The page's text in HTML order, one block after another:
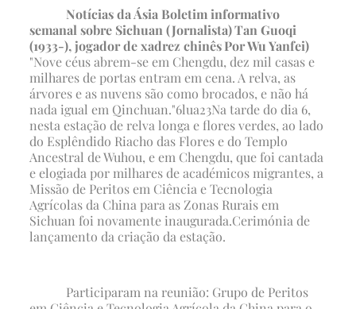
Notícias da Ásia Boletim informativo
semanal sobre Sichuan (Jornalista)Tan Guoqi
(1933-), jogador de xadrez chinêsPor Wu Yanfei)
"Nove céus abrem-se em Chengdu, dez mil casas e
milhares de portas entram em cena. A relva, as
árvores e as nuvens são como brocados, e não há
nada igual em Qinchuan."6lua23Na tarde do dia 6,
nesta estação de relva longa e flores verdes, ao lado
do Esplêndido Riacho das Flores e do Templo
Ancestral de Wuhou, e em Chengdu, que foi cantada
e elogiada por milhares de académicos migrantes, a
Missão de Peritos em Ciência e Tecnologia
Agrícolas da China para as Zonas Rurais em
Sichuan foi novamente inaugurada.Cerimónia de
lançamento da criação da estação.
Participaram na reunião: Grupo de Peritos